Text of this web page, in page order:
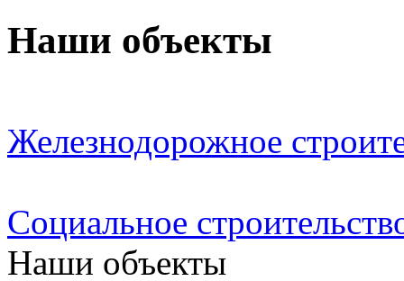
Наши объекты
Железнодорожное
Социальное
Наши объекты